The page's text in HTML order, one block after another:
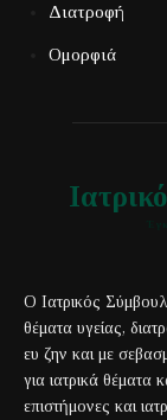
Διατροφή
Ομορφιά
Ο Ιατρικός
θέματα υγείας,
ευ ζην και με
για ιατρικά θέματα
επιστήμονες και